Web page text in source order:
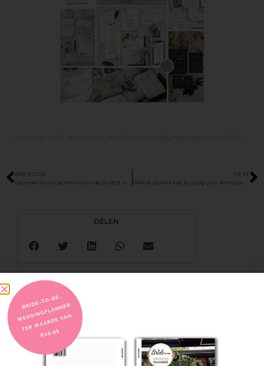
DELEN
GA NAAR DE BRIDE TO BE
WEDDINGPLANNER:
Lees hier welk drukwerk je allemaal nodig hebt op je bruiloft!
PREVIOUS NEXT